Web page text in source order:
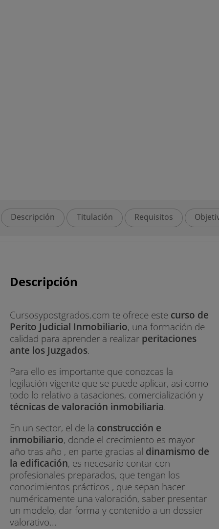
Descripción Titulación Requisitos
Descripción
Cursosypostgrados.com te ofrece este curso de
Perito Judicial Inmobiliario, una formación de
calidad para aprender a realizar peritaciones
ante los Juzgados.
Para ello es importante que conozcas la
legilación vigente que se puede aplicar, asi como
todo lo relativo a tasaciones, comercialización y
técnicas de valoración inmobiliaria.
En un sector, el de la construcción e
inmobiliario, donde el crecimiento es mayor
año tras año , en parte gracias al dinamismo de
la edificación, es necesario contar con
profesionales preparados, que tengan los
conocimientos prácticos , que sepan hacer
numéricamente una valoración, saber presentar
un modelo, dar forma y contenido a un dossier
valorativo...